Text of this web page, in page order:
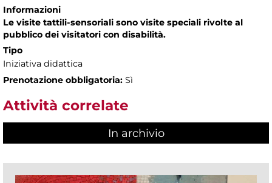
Informazioni
Le visite tattili-sensoriali sono visite speciali rivolte al
pubblico dei visitatori con disabilità.
Tipo
Iniziativa didattica
Prenotazione obbligatoria: Sì
Attività correlate
In archivio